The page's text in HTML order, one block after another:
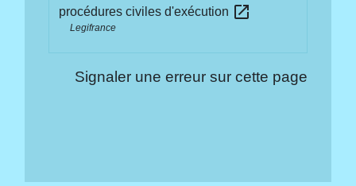
procédures civiles d'exécution open_in_new
Legifrance
Signaler une erreur sur cette page